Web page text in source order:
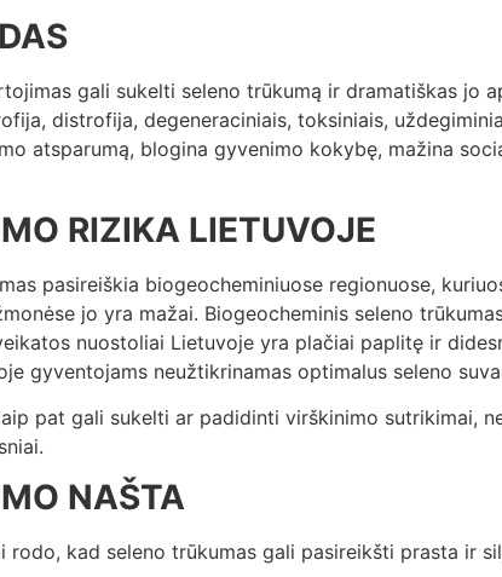
gali sukelti seleno trūkumą ir dramatiškas jo
distrofija, degeneraciniais, toksiniais,
atsparumą, blogina gyvenimo kokybę, mažina
RIZIKA LIETUVOJE
pasireiškia biogeocheminiuose regionuose,
jo yra mažai. Biogeocheminis seleno
nuostoliai Lietuvoje yra plačiai paplitę ir
gyventojams neužtikrinamas optimalus seleno
pat gali sukelti ar padidinti virškinimo sutrikimai,
NAŠTA
rodo, kad seleno trūkumas gali pasireikšti prasta ir